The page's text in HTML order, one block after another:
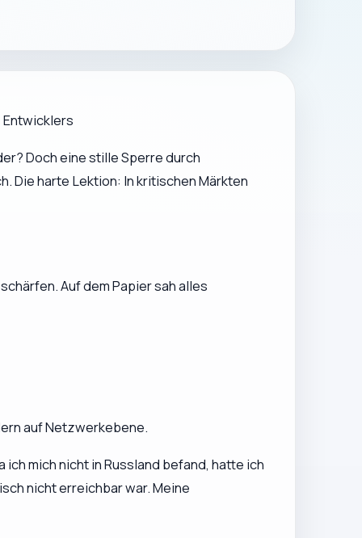
Doch eine stille Sperre durch
Die harte Lektion: In kritischen Märkten
Auf dem Papier sah alles
auf Netzwerkebene.
mich nicht in Russland befand, hatte ich
nicht erreichbar war. Meine